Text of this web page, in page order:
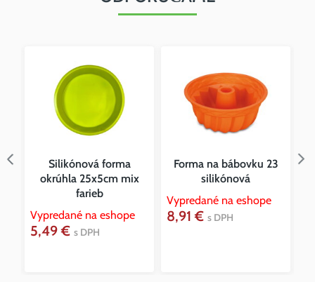
Silikónová forma
okrúhla 25x5cm mix
farieb
Vypredané na eshope
5,49 € s DPH
Forma na bábovku 23
silikónová
Vypredané na eshope
8,91 € s DPH